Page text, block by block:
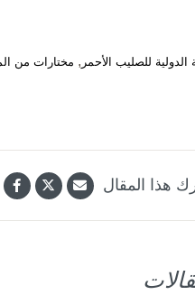
الدولية للصليب الأحمر , مختارات من
هذا المقال